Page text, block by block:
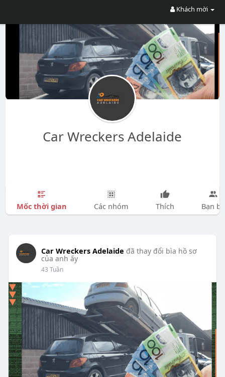
Khách mời
Car Wreckers Adelaide
Mốc thời gian Các nhóm Thích Bạn bè
Car Wreckers Adelaide đã thay đổi bìa hồ sơ
của anh ấy
43 Tuần